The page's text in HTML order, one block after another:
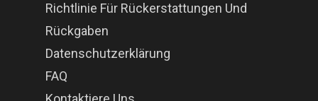
Richtlinie Für Rückerstattungen Und
Rückgaben
Datenschutzerklärung
FAQ